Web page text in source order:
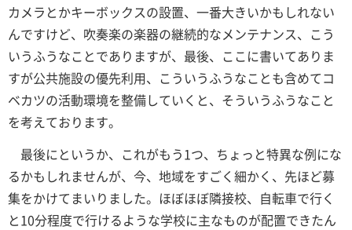
カメラとかキーボックスの設置、一番大きいかもしれない
んですけど、吹奏楽の楽器の継続的なメンテナンス、こう
いうふうなことでありますが、最後、ここに書いてありま
すが公共施設の優先利用、こういうふうなことも含めてコ
ベカツの活動環境を整備していくと、そういうふうなこと
を考えております。
最後にというか、これがもう1つ、ちょっと特異な例にな
るかもしれませんが、今、地域をすごく細かく、先ほど募
集をかけてまいりました。ほぼほぼ隣接校、自転車で行く
と10分程度で行けるような学校に主なものが配置できたん